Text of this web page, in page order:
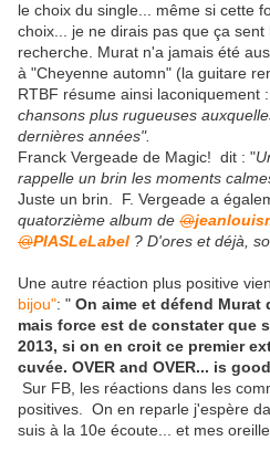
le choix du single... même si cette
choix... je ne dirais pas que ça
recherche. Murat n'a jamais été
à "Cheyenne automn" (la guitare
RTBF résume ainsi laconiquement
chansons plus rugueuses
dernières années".
Franck Vergeade de Magic! dit : "
rappelle un brin les moments
Juste un brin. F. Vergeade a
quatorzième album de @
@PIASLeLabel ? D'ores et déjà,
Une autre réaction plus positive
bijou": " On aime et défend Murat
mais force est de constater que
2013, si on en croit ce premier
cuvée. OVER and OVER... is
Sur FB, les réactions dans les
positives. On en reparle j'espère
suis à la 10e écoute... et mes